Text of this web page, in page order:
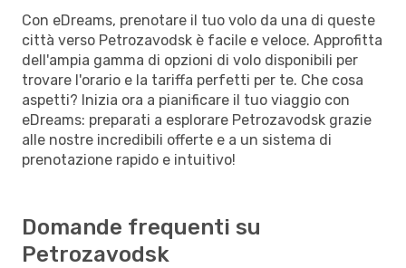
Con eDreams, prenotare il tuo volo da una di queste
città verso Petrozavodsk è facile e veloce. Approfitta
dell'ampia gamma di opzioni di volo disponibili per
trovare l'orario e la tariffa perfetti per te. Che cosa
aspetti? Inizia ora a pianificare il tuo viaggio con
eDreams: preparati a esplorare Petrozavodsk grazie
alle nostre incredibili offerte e a un sistema di
prenotazione rapido e intuitivo!
Domande frequenti su
Petrozavodsk